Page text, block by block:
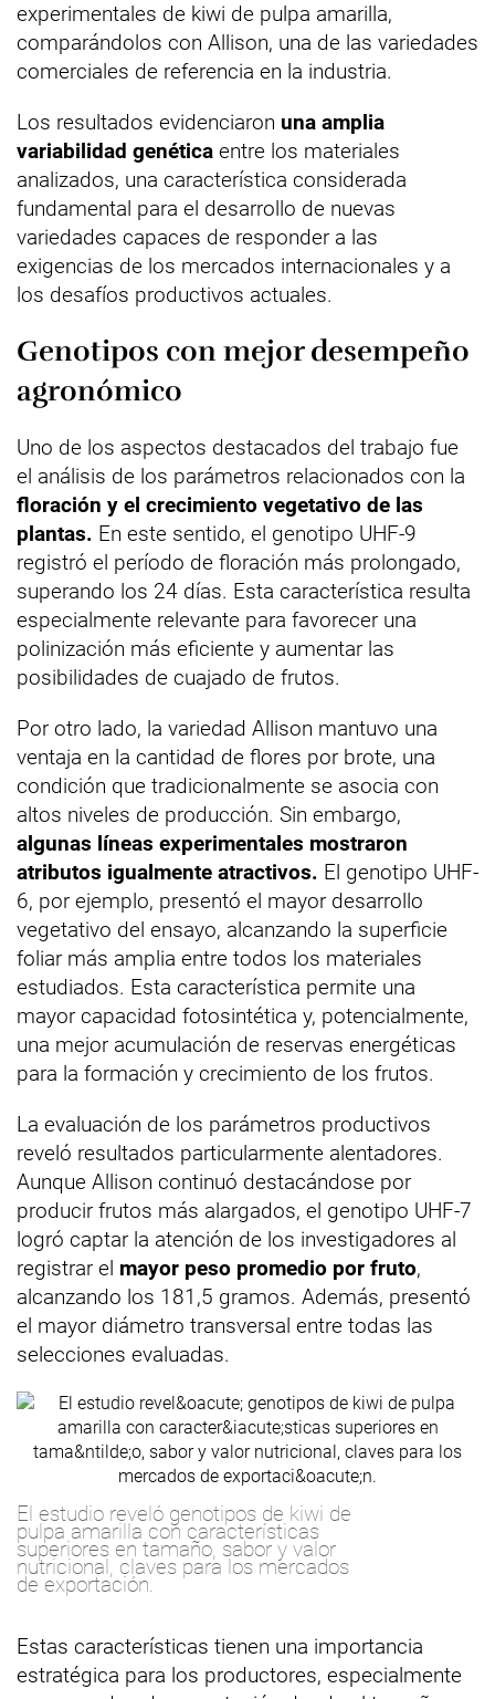
experimentales de kiwi de pulpa amarilla,
comparándolos con Allison, una de las variedades
comerciales de referencia en la industria.
Los resultados evidenciaron una amplia
variabilidad genética entre los materiales
analizados, una característica considerada
fundamental para el desarrollo de nuevas
variedades capaces de responder a las
exigencias de los mercados internacionales y a
los desafíos productivos actuales.
Genotipos con mejor desempeño
agronómico
Uno de los aspectos destacados del trabajo fue
el análisis de los parámetros relacionados con la
floración y el crecimiento vegetativo de las
plantas. En este sentido, el genotipo UHF-9
registró el período de floración más prolongado,
superando los 24 días. Esta característica resulta
especialmente relevante para favorecer una
polinización más eficiente y aumentar las
posibilidades de cuajado de frutos.
Por otro lado, la variedad Allison mantuvo una
ventaja en la cantidad de flores por brote, una
condición que tradicionalmente se asocia con
altos niveles de producción. Sin embargo,
algunas líneas experimentales mostraron
atributos igualmente atractivos. El genotipo UHF-
6, por ejemplo, presentó el mayor desarrollo
vegetativo del ensayo, alcanzando la superficie
foliar más amplia entre todos los materiales
estudiados. Esta característica permite una
mayor capacidad fotosintética y, potencialmente,
una mejor acumulación de reservas energéticas
para la formación y crecimiento de los frutos.
La evaluación de los parámetros productivos
reveló resultados particularmente alentadores.
Aunque Allison continuó destacándose por
producir frutos más alargados, el genotipo UHF-7
logró captar la atención de los investigadores al
registrar el mayor peso promedio por fruto,
alcanzando los 181,5 gramos. Además, presentó
el mayor diámetro transversal entre todas las
selecciones evaluadas.
El estudio reveló genotipos de kiwi de
pulpa amarilla con características
superiores en tamaño, sabor y valor
nutricional, claves para los mercados
de exportación.
Estas características tienen una importancia
estratégica para los productores, especialmente